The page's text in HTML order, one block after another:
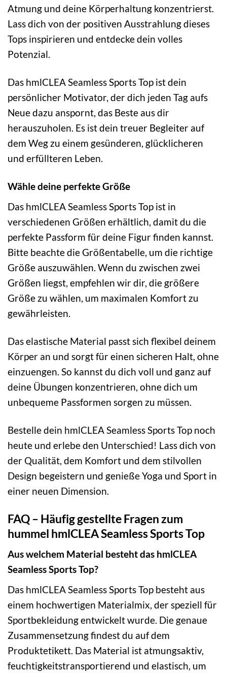
Atmung und deine Körperhaltung konzentrierst.
Lass dich von der positiven Ausstrahlung dieses
Tops inspirieren und entdecke dein volles
Potenzial.
Das hmlCLEA Seamless Sports Top ist dein
persönlicher Motivator, der dich jeden Tag aufs
Neue dazu anspornt, das Beste aus dir
herauszuholen. Es ist dein treuer Begleiter auf
dem Weg zu einem gesünderen, glücklicheren
und erfüllteren Leben.
Wähle deine perfekte Größe
Das hmlCLEA Seamless Sports Top ist in
verschiedenen Größen erhältlich, damit du die
perfekte Passform für deine Figur finden kannst.
Bitte beachte die Größentabelle, um die richtige
Größe auszuwählen. Wenn du zwischen zwei
Größen liegst, empfehlen wir dir, die größere
Größe zu wählen, um maximalen Komfort zu
gewährleisten.
Das elastische Material passt sich flexibel deinem
Körper an und sorgt für einen sicheren Halt, ohne
einzuengen. So kannst du dich voll und ganz auf
deine Übungen konzentrieren, ohne dich um
unbequeme Passformen sorgen zu müssen.
Bestelle dein hmlCLEA Seamless Sports Top noch
heute und erlebe den Unterschied! Lass dich von
der Qualität, dem Komfort und dem stilvollen
Design begeistern und genieße Yoga und Sport in
einer neuen Dimension.
FAQ – Häufig gestellte Fragen zum
hummel hmlCLEA Seamless Sports Top
Aus welchem Material besteht das hmlCLEA
Seamless Sports Top?
Das hmlCLEA Seamless Sports Top besteht aus
einem hochwertigen Materialmix, der speziell für
Sportbekleidung entwickelt wurde. Die genaue
Zusammensetzung findest du auf dem
Produktetikett. Das Material ist atmungsaktiv,
feuchtigkeitstransportierend und elastisch, um